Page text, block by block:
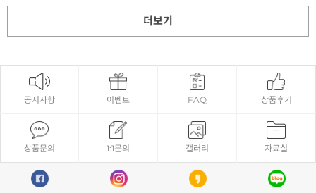
더보기
공지사항 이벤트 FAQ 상품후기
상품문의 1:1문의 갤러리 자료실